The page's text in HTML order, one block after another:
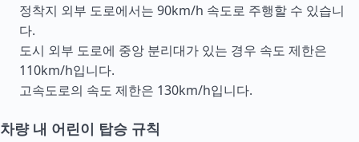
정착지 외부 도로에서는 90km/h 속도로 주행할 수 있습니
다.
도시 외부 도로에 중앙 분리대가 있는 경우 속도 제한은
110km/h입니다.
고속도로의 속도 제한은 130km/h입니다.
차량 내 어린이 탑승 규칙